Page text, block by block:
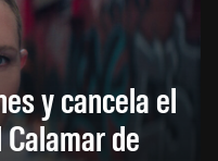
y cancela el
de